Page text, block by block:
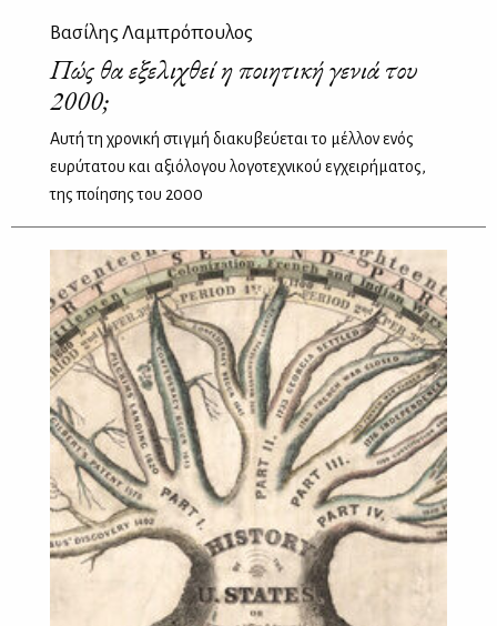
Βασίλης Λαμπρόπουλος
Πώς θα εξελιχθεί η ποιητική γενιά του
2000;
Αυτή τη χρονική στιγμή διακυβεύεται το μέλλον ενός
ευρύτατου και αξιόλογου λογοτεχνικού εγχειρήματος,
της ποίησης του 2000